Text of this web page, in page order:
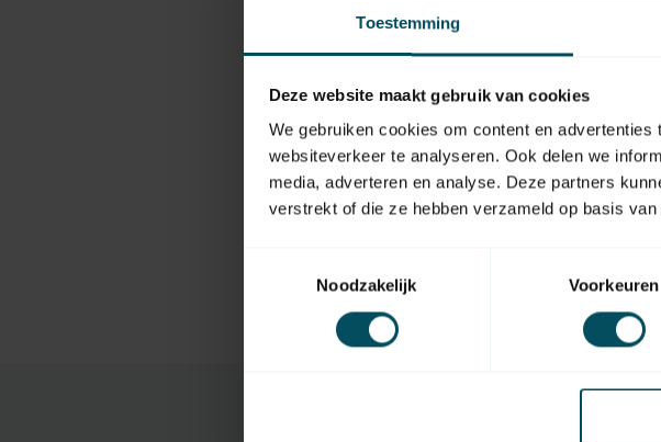
Toestemming
Deze website maakt gebruik van cookies
We gebruiken cookies om content en
websiteverkeer te analyseren. Ook delen we
media, adverteren en analyse. Deze partners
verstrekt of die ze hebben verzameld op basis
Noodzakelijk
Voorkeuren
In stock
Top roller holder, low system